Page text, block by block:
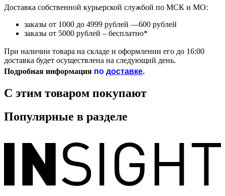
Доставка собственной курьерской службой по МСК и МО:
заказы от 1000 до 4999 рублей —600 рублей
заказы от 5000 рублей – бесплатно*
При наличии товара на складе и оформлении его до 16:00
доставка будет осуществлена на следующий день.
Подробная информация подоставке.
С этим товаром покупают
Популярные в разделе